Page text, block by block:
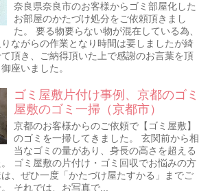
奈良県奈良市のお客様からゴミ部屋化した
お部屋のかたづけ処分をご依頼頂きまし
た。 要る物要らない物が混在している為、
ながらの作業となり時間は要しましたが綺
頂き、ご納得頂いた上で感謝のお言葉を頂
座いました。
ゴミ屋敷片付け事例、京都のゴミ
屋敷のゴミ一掃（京都市）
京都のお客様からのご依頼で【ゴミ屋敷】
のゴミを一掃してきました。 玄関前から相
当なゴミの量があり、身長の高さを超える
ゴミ屋敷の片付け・ゴミ回収でお悩みの方
、ぜひ一度「かたづけ屋たすかる」までご
それでは、お写真で...